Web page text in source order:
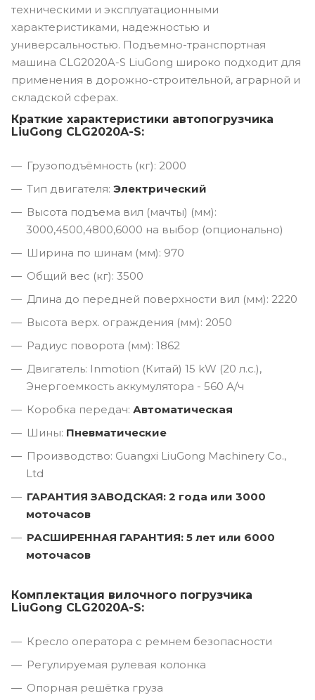
техническими и эксплуатационными
характеристиками, надежностью и
универсальностью. Подъемно-транспортная
машина CLG2020A-S LiuGong широко подходит для
применения в дорожно-строительной, аграрной и
складской сферах.
Краткие характеристики автопогрузчика
LiuGong CLG2020A-S:
Грузоподъёмность (кг): 2000
Тип двигателя: Электрический
Высота подъема вил (мачты) (мм):
3000,4500,4800,6000 на выбор (опционально)
Ширина по шинам (мм): 970
Общий вес (кг): 3500
Длина до передней поверхности вил (мм): 2220
Высота верх. ограждения (мм): 2050
Радиус поворота (мм): 1862
Двигатель: Inmotion (Китай) 15 kW (20 л.с.),
Энергоемкость аккумулятора - 560 А/ч
Коробка передач: Автоматическая
Шины: Пневматические
Производство: Guangxi LiuGong Machinery Co.,
Ltd
ГАРАНТИЯ ЗАВОДСКАЯ: 2 года или 3000
моточасов
РАСШИРЕННАЯ ГАРАНТИЯ: 5 лет или 6000
моточасов
Комплектация вилочного погрузчика
LiuGong CLG2020A-S:
Кресло оператора с ремнем безопасности
Регулируемая рулевая колонка
Опорная решётка груза